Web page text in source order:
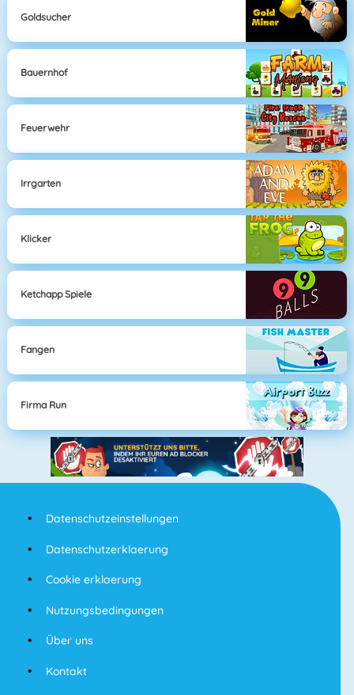
Goldsucher
Bauernhof
Feuerwehr
Irrgarten
Klicker
Ketchapp Spiele
Fangen
Firma Run
Datenschutzeinstellungen
Datenschutzerklaerung
Cookie erklaerung
Nutzungsbedingungen
Über uns
Kontakt